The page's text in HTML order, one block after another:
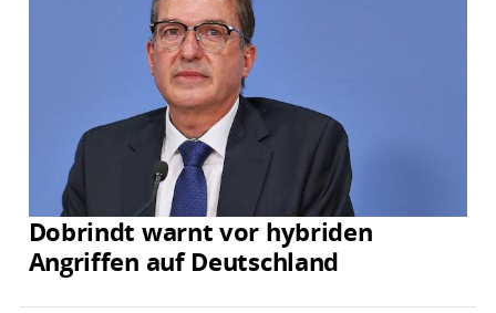
Dobrindt warnt vor hybriden
Angriffen auf Deutschland